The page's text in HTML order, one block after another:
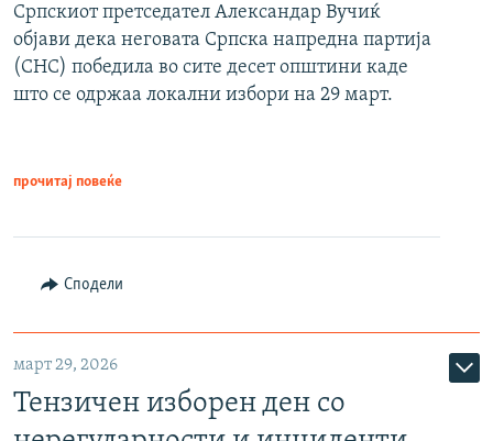
Српскиот претседател Александар Вучиќ
објави дека неговата Српска напредна партија
(СНС) победила во сите десет општини каде
што се одржаа локални избори на 29 март.
прочитај повеќе
Сподели
март 29, 2026
Тензичен изборен ден со